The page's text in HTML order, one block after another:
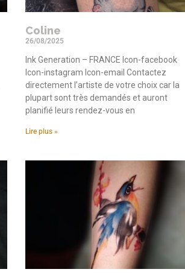
Coline
26/08/2025
Ink Generation – FRANCE Icon-facebook
Icon-instagram Icon-email Contactez
directement l’artiste de votre choix car la
plupart sont très demandés et auront
planifié leurs rendez-vous en
Lire plus »